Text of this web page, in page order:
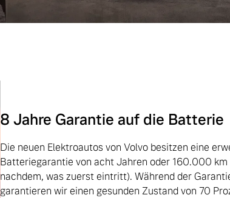
8 Jahre Garantie auf die Batterie
Die neuen Elektroautos von Volvo besitzen eine
Batteriegarantie von acht Jahren oder 160.000 km
nachdem, was zuerst eintritt). Während der
garantieren wir einen gesunden Zustand von 70